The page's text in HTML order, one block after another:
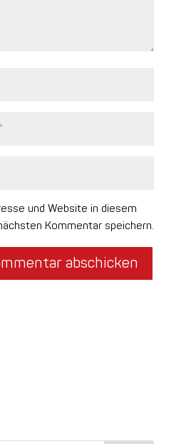
und Website in diesem
Kommentar speichern.
abschicken